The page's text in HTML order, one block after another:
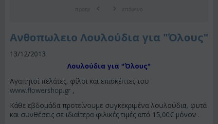
Ανθοπωλειο Λουλούδια για "Όλους"
13/12/2013
Λουλούδια για "Όλους"
Αγαπητοί πελάτες, φίλοι και επισκέπτες του
www.flowershop.gr ,
Κάθε εβδομάδα προτείνουμε συγκεκριμένα λουλούδια, φυτά
και συνθέσεις σε ιδιαίτερα φιλικές τιμές από 15,00€ μόνον .